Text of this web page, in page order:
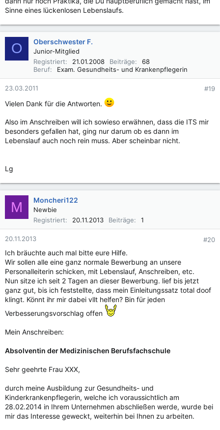
mir standard, dass man auf ne ITS kommt - bei uns eher
besonders.
Lg
Sinne eines lückenlosen Lebenslaufs.
O Oberschwester F.
Junior-Mitglied
Registriert
21.01.2008 Beiträge
68
Beruf
Exam. Gesundheits- und Krankenpflegerin
23.03.2011 #19
Vielen Dank für die Antworten.
Also im Anschreiben will ich sowieso erwähnen, dass die ITS mir
besonders gefallen hat, ging nur darum ob es dann im
Lebenslauf auch noch rein muss. Aber scheinbar nicht.
Lg
M Moncheri122
Newbie
Registriert
20.11.2013 Beiträge 1
20.11.2013 #20
Ich bräuchte auch mal bitte eure Hilfe.
Wir sollen alle eine ganz normale Bewerbung an unsere
Personalleiterin schicken, mit Lebenslauf, Anschreiben, etc.
Nun sitze ich seit 2 Tagen an dieser Bewerbung. lief bis jetzt
ganz gut, bis ich feststellte, dass mein Einleitungssatz total doof
klingt. Könnt ihr mir dabei vllt helfen? Bin für jeden
Verbesserungsvorschlag offen
Mein Anschreiben:
Absolventin der Medizinischen Berufsfachschule
Sehr geehrte Frau XXX,
durch meine Ausbildung zur Gesundheits- und
Kinderkrankenpflegerin, welche ich voraussichtlich am
28.02.2014 in Ihrem Unternehmen abschließen werde, wurde bei
mir das Interesse geweckt, weiterhin bei Ihnen zu arbeiten.